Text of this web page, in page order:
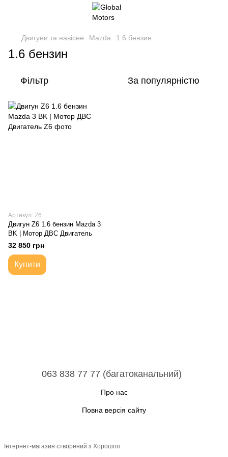
Двигуни та навісне Mazda 1.6 бензин
1.6 бензин
Фільтр За популярністю
Артикул: Z6
Двигун Z6 1.6 бензин Mazda 3
BK | Мотор ДВС Двигатель
32 850 грн
Купити
063 838 77 77 (багатоканальний)
Про нас
Повна версія сайту
Інтернет-магазин створений з Хорошоп